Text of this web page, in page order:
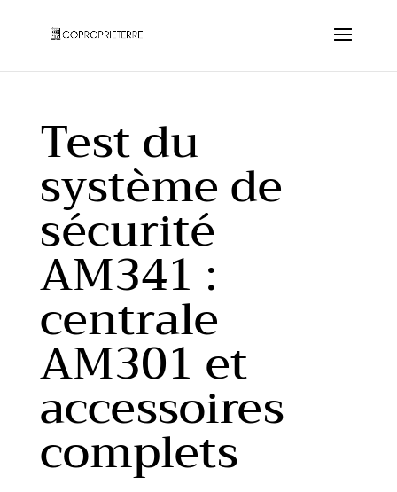
Test du
système de
sécurité
AM341 :
centrale
AM301 et
accessoires
complets